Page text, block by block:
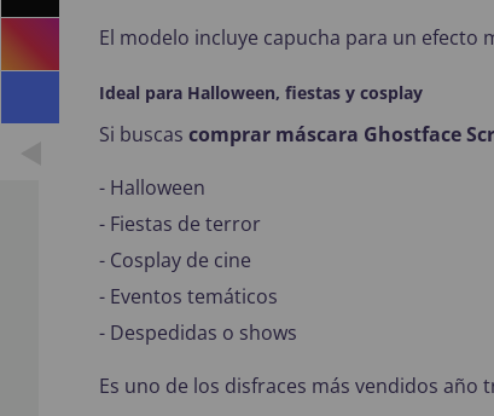
El modelo incluye capucha para un efecto
Ideal para Halloween, fiestas y cosplay
Si buscas comprar máscara Ghostface
- Halloween
- Fiestas de terror
- Cosplay de cine
- Eventos temáticos
- Despedidas o shows
Es uno de los disfraces más vendidos